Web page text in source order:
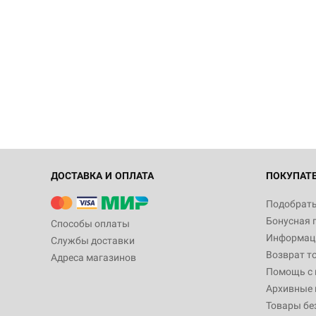
ДОСТАВКА И ОПЛАТА
Способы оплаты
Службы доставки
Адреса магазинов
Бонусная
Возврат
Помощь с
Архивные
Товары